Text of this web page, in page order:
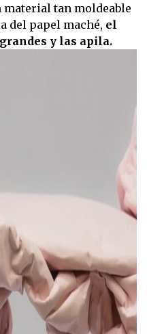
tan moldeable
del papel maché, el
y las apila.